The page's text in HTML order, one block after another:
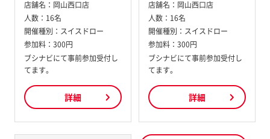
店舗名： 岡山西口店
人数： 16名
開催種別： スイスドロー
参加料： 300円
ブシナビにて事前参加受付し
てます。
詳細
店舗名： 岡山西口店
人数： 16名
開催種別： スイスドロー
参加料： 300円
ブシナビにて事前参加受付し
てます。
詳細